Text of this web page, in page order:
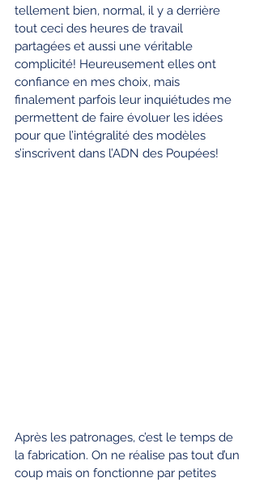
tellement bien, normal, il y a derrière
tout ceci des heures de travail
partagées et aussi une véritable
complicité! Heureusement elles ont
confiance en mes choix, mais
finalement parfois leur inquiétudes me
permettent de faire évoluer les idées
pour que l’intégralité des modèles
s’inscrivent dans l’ADN des Poupées!
Après les patronages, c’est le temps de
la fabrication. On ne réalise pas tout d’un
coup mais on fonctionne par petites